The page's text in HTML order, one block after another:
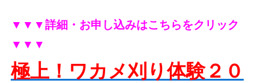
▼▼▼詳細・お申し込みはこちらをクリック
▼▼▼
極上！ワカメ刈り体験２０